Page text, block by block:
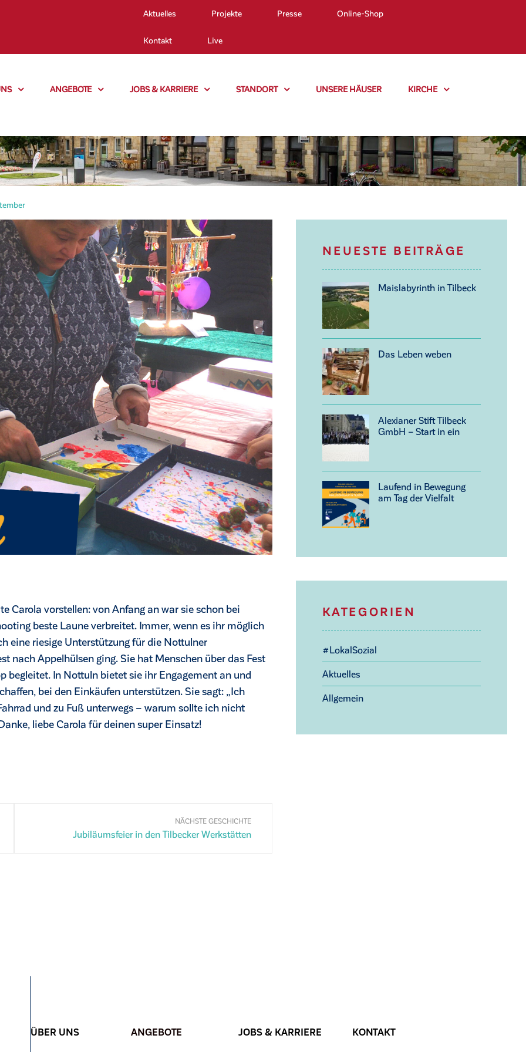
Aktuelles Projekte Presse Online-Shop
Kontakt Live
ANGEBOTE JOBS & KARRIERE STANDORT UNSERE HÄUSER KIRCHE
Carola vorstellen: von Anfang an war sie schon bei
beste Laune verbreitet. Immer, wenn es ihr möglich
eine riesige Unterstützung für die Nottulner
nach Appelhülsen ging. Sie hat Menschen über das Fest
begleitet. In Nottuln bietet sie ihr Engagement an und
bei den Einkäufen unterstützen. Sie sagt: „Ich
und zu Fuß unterwegs – warum sollte ich nicht
liebe Carola für deinen super Einsatz!
NÄCHSTE GESCHICHTE
Jubiläumsfeier in den Tilbecker Werkstätten
NEUESTE BEITRÄGE
Maislabyrinth in Tilbeck
Das Leben weben
Alexianer Stift Tilbeck
GmbH – Start in ein
Laufend in Bewegung
am Tag der Vielfalt
KATEGORIEN
#LokalSozial
Aktuelles
Allgemein
ÜBER UNS ANGEBOTE JOBS & KARRIERE KONTAKT